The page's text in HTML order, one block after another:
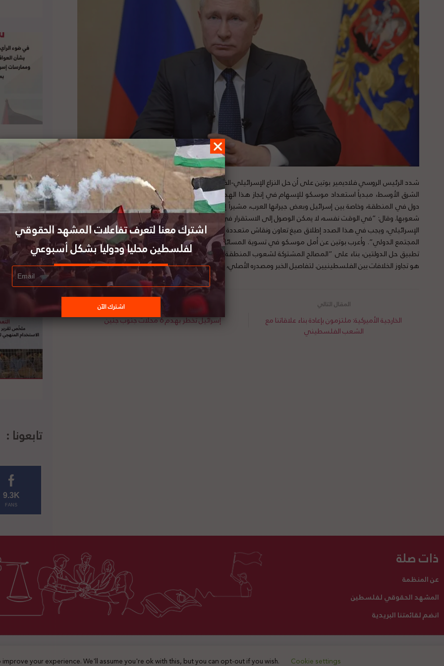
شدد الرئيس الروسي فلاديمير بوتين على أن حل النزاع الإسرائيلي-الفلسطيني يمثل شرطاً ضرورياً لتحقيق الاستقرار في
الشرق الأوسط، مبدياً استعداد موسكو للإسهام في إنجاز هذا الهدف. وأكد بوتين، أن روسيا ترحب بتطبيع العلاقات بين
دول في المنطقة، وخاصة بين إسرائيل وبعض جيرانها العرب، مشيراً إلى أن إقامة روابط بين الدول تصب دائما في مصلحة
شعوبها. وقال: “في الوقت نفسه، لا يمكن الوصول إلى الاستقرار في المنطقة، على الأرجح، دون حل النزاع الفلسطيني-
الإسرائيلي، ويجب في هذا الصدد إطلاق صيغ تعاون ونقاش متعددة الأطراف، وثمة مسائل تتطلب اهتماماً خاصاً من قبل
المجتمع الدولي”. وأعرب بوتين عن أمل موسكو في تسوية المسائل الأساسية بين الفلسطينيين والإسرائيليين، وخاصة
تطبيق حل الدولتين، بناء على “المصالح المشتركة لشعوب المنطقة”، لافتاً إلى أن أحد العوامل المهمة في هذا المجال
هو تجاوز الخلافات بين الفلسطينيين. لتفاصيل الخبر ومصدره الأصلي،هنا
إسرائيل تخطر بهدم 6 محلات جنوب جنين
الخارجية الأميركية: ملتزمون بإعادة بناء علاقاتنا مع
الشعب الفلسطيني
تابعونا :
9.3K
FANS
ذات صلة
عن المنظمة
المشهد الحقوقي لفلسطين
انضم لقائمتنا البريدية
اتصل بنا تبرع لنا 2025 © جميع الحقوق محفوظة
your experience. We'll assume you're ok with this, but you can opt-out if you wish. Cookie settings
اشترك معنا لتعرف تفاعلات المشهد الحقوقي
لفلسطين محليا ودوليا بشكل أسبوعي